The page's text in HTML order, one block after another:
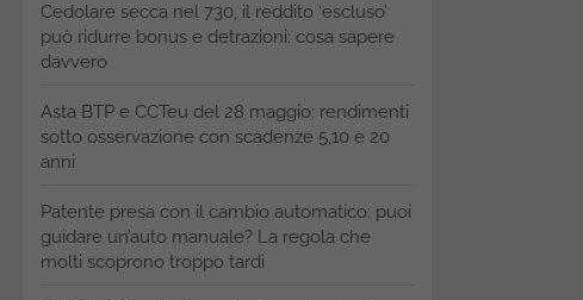
Cedolare secca nel 730, il reddito ‘escluso’
può ridurre bonus e detrazioni: cosa sapere
davvero
Asta BTP e CCTeu del 28 maggio: rendimenti
sotto osservazione con scadenze 5,10 e 20
anni
Patente presa con il cambio automatico: puoi
guidare un’auto manuale? La regola che
molti scoprono troppo tardi